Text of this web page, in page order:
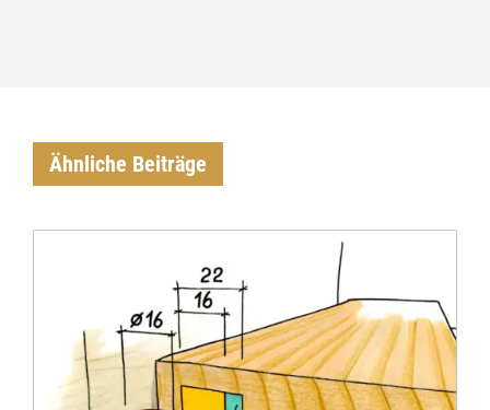
Ähnliche Beiträge